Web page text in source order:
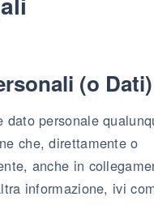
(o Dati)
dato personale
che, direttamente o
anche in
informazione, ivi